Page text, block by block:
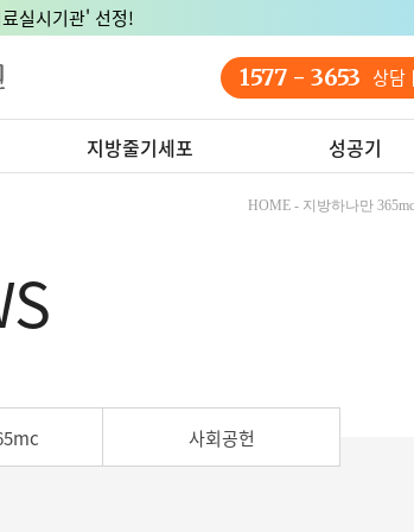
실시기관' 선정!
1577 - 3653 상
지방줄기세포 성공기
HOME - 지방하나만
사회공헌